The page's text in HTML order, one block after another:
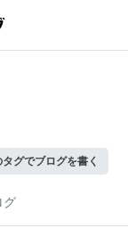
タグでブログを書く
グ